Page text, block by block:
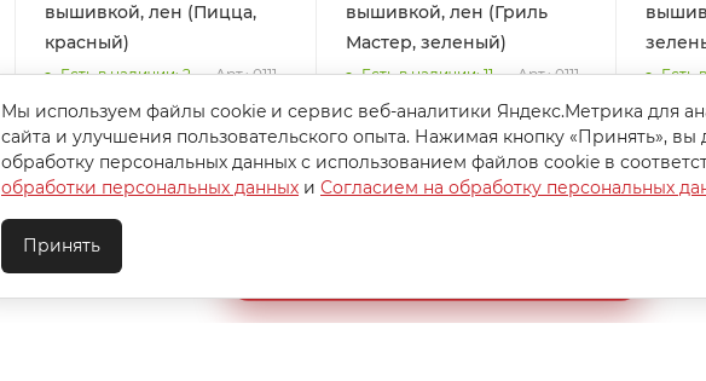
вышивкой, лен (Пицца,
красный)
Есть в наличии: 2 Арт.: 0111
443 руб. /шт
590руб.
-
вышивкой, лен (Гриль
Мастер, зеленый)
Есть в наличии: 11 Арт.: 0111
443руб. /шт
Экономия руб.
Есть
443
590
Мы используем файлы cookie и сервис веб-аналитики Яндекс.Метрика для
сайта и улучшения пользовательского опыта. Нажимая кнопку «Принять», вы
обработку персональных данных с использованием файлов cookie в
обработки персональных данных и Согласием на обработку персональных
Принять